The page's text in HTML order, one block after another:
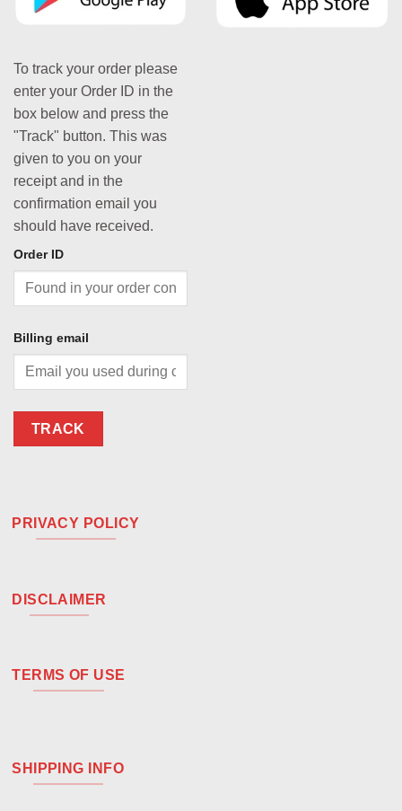
To track your order please
enter your Order ID in the
box below and press the
"Track" button. This was
given to you on your
receipt and in the
confirmation email you
should have received.
Order ID
Billing email
TRACK
PRIVACY POLICY
DISCLAIMER
TERMS OF USE
SHIPPING INFO